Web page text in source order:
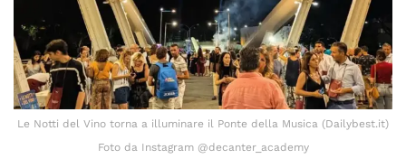
Le Notti del Vino torna a illuminare il Ponte della Musica (Dailybest.it)
Foto da Instagram @decanter_academy